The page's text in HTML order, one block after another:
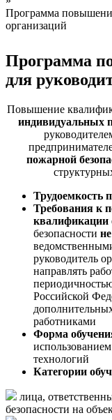
Вы здесь
Программа
организаций
Программа
для
Повышение
индивидуальных
пожарной
Трудоемкость
Требования к
квалификации
безопасности
руководитель
направлять
Российской
работниками
Форма
технологий
Категории
лица,
безопасности на